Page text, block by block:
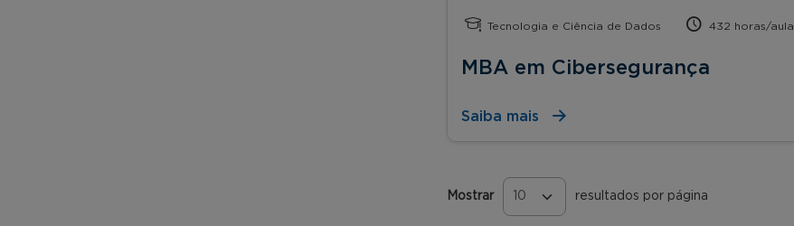
Tecnologia e Ciência de Dados 432 horas/aula
MBA em Cibersegurança
Saiba mais
Mostrar resultados por página
Páginas